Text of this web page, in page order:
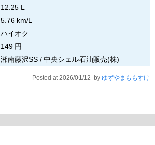
12.25 L
5.76 km/L
ハイオク
149 円
湘南藤沢SS / 中央シェル石油販売(株)
Posted at 2026/01/12 by ゆずやまももすけ